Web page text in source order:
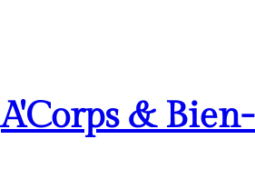
A'Corps &